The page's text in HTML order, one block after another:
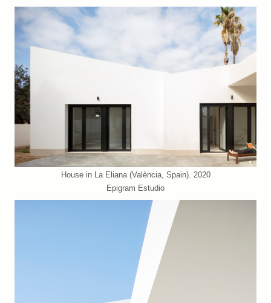
House in La Eliana (València, Spain). 2020
Epigram Estudio